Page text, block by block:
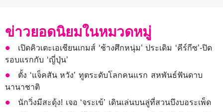
ข่าวยอดนิยมในหมวดหมู่
เปิดคิวเตะเอเชียนเกมส์ ‘ช้างศึกหนุ่ม’ ประเดิม ‘คีร์กีซ’-ปิด
รอบแรกกับ ‘ญี่ปุ่น’
ตั้ง ‘แจ็คสัน หวัง’ ทูตระดับโลกคนแรก สหพันธ์ฟันดาบ
นานาชาติ
นักวิ่งมีสะดุ้ง! เจอ ‘จระเข้’ เดินเล่นบนลู่ที่สวนบึงบอระเพ็ด